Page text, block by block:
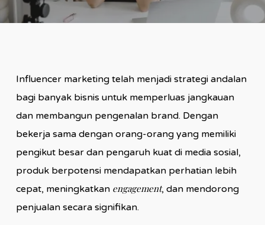
Influencer marketing telah menjadi strategi andalan
bagi banyak bisnis untuk memperluas jangkauan
dan membangun pengenalan brand. Dengan
bekerja sama dengan orang-orang yang memiliki
pengikut besar dan pengaruh kuat di media sosial,
produk berpotensi mendapatkan perhatian lebih
cepat, meningkatkan engagement, dan mendorong
penjualan secara signifikan.